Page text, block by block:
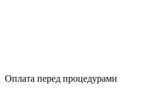
Оплата перед процедурами